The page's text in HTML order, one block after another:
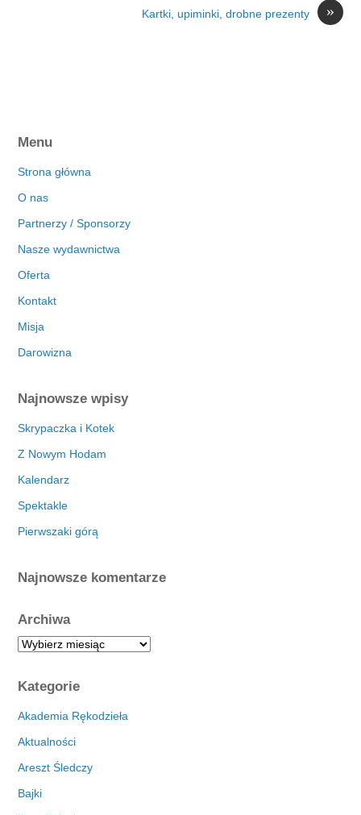
»
Kartki, upiminki, drobne prezenty
Menu
Strona główna
O nas
Partnerzy / Sponsorzy
Nasze wydawnictwa
Oferta
Kontakt
Misja
Darowizna
Najnowsze wpisy
Skrypaczka i Kotek
Z Nowym Hodam
Kalendarz
Spektakle
Pierwszaki górą
Najnowsze komentarze
Archiwa
A
h
i
a
Kategorie
Akademia Rękodzieła
Aktualności
Areszt Śledczy
Bajki